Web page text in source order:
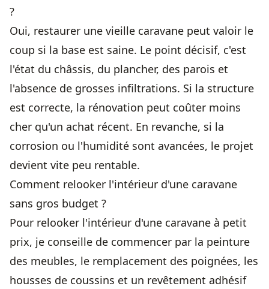
?
Oui, restaurer une vieille caravane peut valoir le
coup si la base est saine. Le point décisif, c'est
l'état du châssis, du plancher, des parois et
l'absence de grosses infiltrations. Si la structure
est correcte, la rénovation peut coûter moins
cher qu'un achat récent. En revanche, si la
corrosion ou l'humidité sont avancées, le projet
devient vite peu rentable.
Comment relooker l'intérieur d'une caravane
sans gros budget ?
Pour relooker l'intérieur d'une caravane à petit
prix, je conseille de commencer par la peinture
des meubles, le remplacement des poignées, les
housses de coussins et un revêtement adhésif